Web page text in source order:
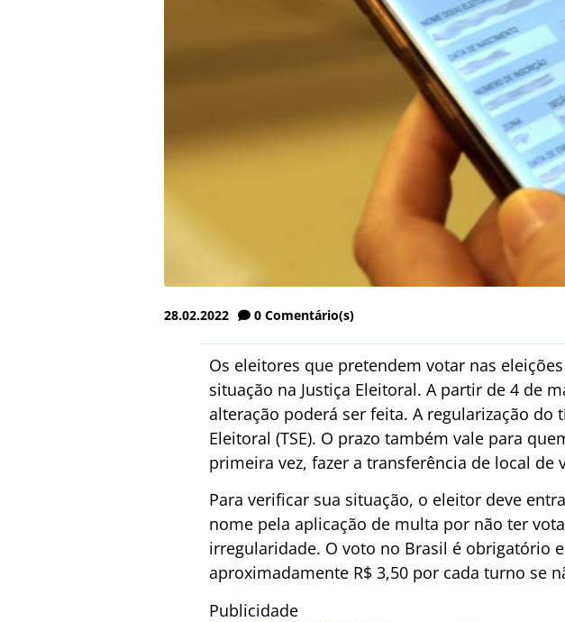
28.02.2022 0 Comentário(s)
Os eleitores que pretendem votar nas
situação na Justiça Eleitoral. A partir de 4 de
alteração poderá ser feita. A regularização
Eleitoral (TSE). O prazo também vale para
primeira vez, fazer a transferência de local
Para verificar sua situação, o eleitor deve
nome pela aplicação de multa por não ter
irregularidade. O voto no Brasil é obrigatório
aproximadamente R$ 3,50 por cada turno se
Publicidade